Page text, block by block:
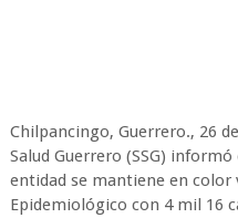
Chilpancingo, Guerrero., 26
Salud Guerrero (SSG)
entidad se mantiene en color
Epidemiológico con 4 mil 16